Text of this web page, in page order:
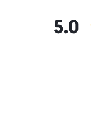
5.0